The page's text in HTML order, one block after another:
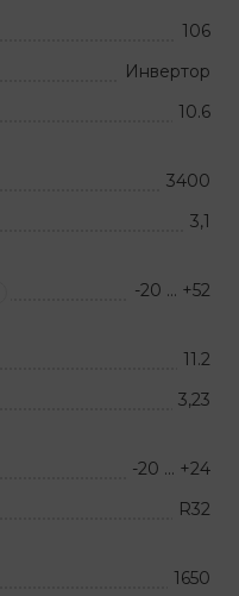
106
Инвертор
10.6
3400
3,1
-20 … +52
11.2
3,23
-20 … +24
R32
1650